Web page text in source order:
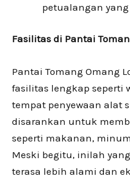
petualangan
Fasilitas di Pantai
Pantai Tomang Omang
fasilitas lengkap seperti
tempat penyewaan alat
disarankan untuk
seperti makanan,
Meski begitu, inilah
terasa lebih alami dan